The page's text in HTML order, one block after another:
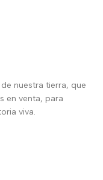
nuestra tierra, que
en venta, para
viva.